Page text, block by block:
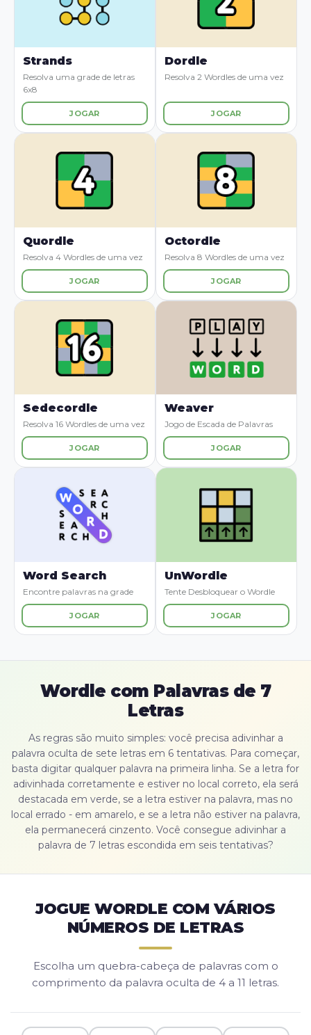
Strands
Resolva uma grade de letras
6x8
JOGAR
Dordle
Resolva 2 Wordles de uma vez
JOGAR
Quordle
Resolva 4 Wordles de uma vez
JOGAR
Octordle
Resolva 8 Wordles de uma vez
JOGAR
Sedecordle
Resolva 16 Wordles de uma vez
JOGAR
Weaver
Jogo de Escada de Palavras
JOGAR
Word Search
Encontre palavras na grade
JOGAR
UnWordle
Tente Desbloquear o Wordle
JOGAR
Wordle com Palavras de 7
Letras
As regras são muito simples: você precisa adivinhar a
palavra oculta de sete letras em 6 tentativas. Para começar,
basta digitar qualquer palavra na primeira linha. Se a letra for
adivinhada corretamente e estiver no local correto, ela será
destacada em verde, se a letra estiver na palavra, mas no
local errado - em amarelo, e se a letra não estiver na palavra,
ela permanecerá cinzento. Você consegue adivinhar a
palavra de 7 letras escondida em seis tentativas?
JOGUE WORDLE COM VÁRIOS
NÚMEROS DE LETRAS
Escolha um quebra-cabeça de palavras com o
comprimento da palavra oculta de 4 a 11 letras.